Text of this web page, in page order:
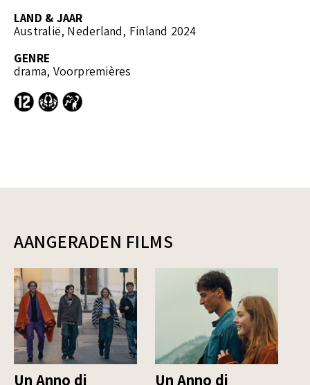
LAND & JAAR
Australië, Nederland, Finland 2024
GENRE
drama, Voorpremières
AANGERADEN FILMS
Un Anno di
Un Anno di